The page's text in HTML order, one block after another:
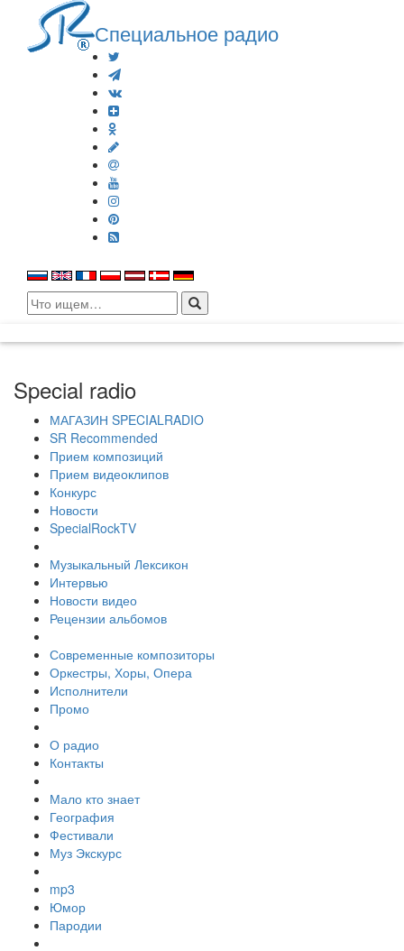
Специальное радио
Search
for:
Special radio
МАГАЗИН SPECIALRADIO
SR Recommended
Прием композиций
Прием видеоклипов
Конкурс
Новости
SpecialRockTV
Музыкальный Лексикон
Интервью
Новости видео
Рецензии альбомов
Современные композиторы
Оркестры, Хоры, Опера
Исполнители
Промо
О радио
Контакты
Мало кто знает
География
Фестивали
Муз Экскурс
mp3
Юмор
Пародии